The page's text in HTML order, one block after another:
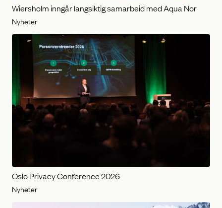
Wiersholm inngår langsiktig samarbeid med Aqua Nor
Nyheter
Oslo Privacy Conference 2026
Nyheter